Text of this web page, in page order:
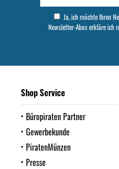
Ja, ich möchte Ihren
Newsletter-Abos erkläre ich
Shop Service
Büropiraten Partner
Gewerbekunde
PiratenMünzen
Presse